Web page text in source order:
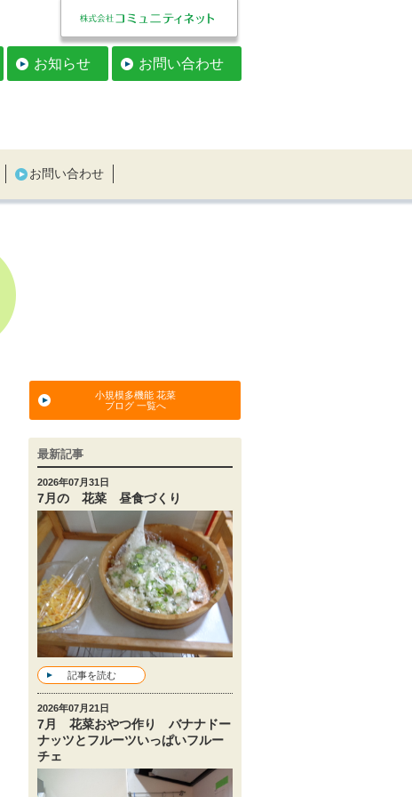
お知らせ お問い合わせ
お問い合わせ
小規模多機能 花菜
ブログ 一覧へ
最新記事
2026年07月31日
7月の 花菜 昼食づくり
記事を読む
2026年07月21日
7月 花菜おやつ作り バナナドー
ナッツとフルーツいっぱいフルー
チェ